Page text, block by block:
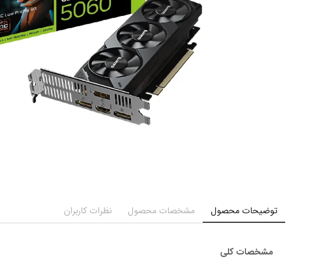
توضیحات محصول مشخصات محصول نظرات کاربران
مشخصات کلی